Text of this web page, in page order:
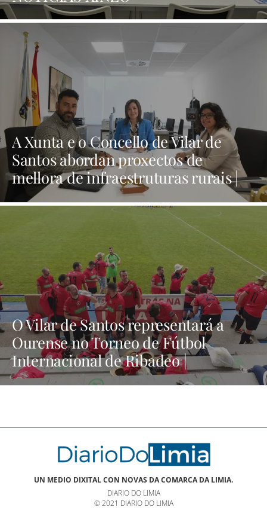
A Xunta e o Concello de Vilar de
Santos abordan proxectos de
mellora de infraestruturas rurais |
NOTICIAS XINZO
O Vilar de Santos representará a
Ourense no Torneo de Fútbol
Internacional de Ribadeo |
NOTICIAS XINZO
UN MEDIO DIXITAL CON NOVAS DA COMARCA DA LIMIA.
DIARIO DO LIMIA
© 2021 DIARIO DO LIMIA